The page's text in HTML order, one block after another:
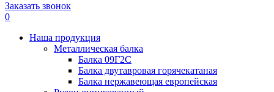
Заказать звонок
0
Наша продукция
Металлическая балка
Балка 09Г2С
Балка двутавровая горячекатаная
Балка нержавеющая европейская